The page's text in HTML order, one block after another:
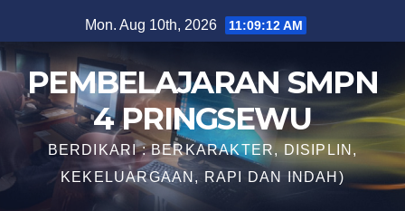
to
content
Mon. Aug 10th, 2026 11:09:13 AM
PEMBELAJARAN SMPN
4 PRINGSEWU
BERDIKARI : BERKARAKTER, DISIPLIN,
KEKELUARGAAN, RAPI DAN INDAH)